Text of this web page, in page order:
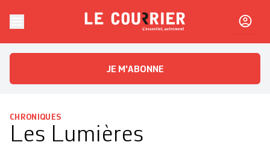
Le CourrierL'essentiel, autrement
JE M'ABONNE
CHRONIQUES
Les Lumières